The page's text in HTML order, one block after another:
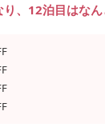
、12泊目はな